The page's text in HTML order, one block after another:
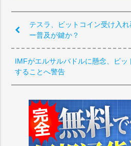
テスラ、ビットコイン受け入
ー普及が鍵か？
IMFがエルサルバドルに懸念、ビッ
することへ警告